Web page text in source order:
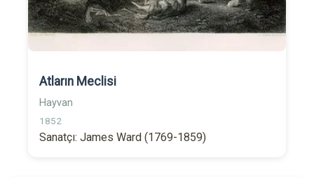
Atların Meclisi
Hayvan
1852
Sanatçı: James Ward (1769-1859)